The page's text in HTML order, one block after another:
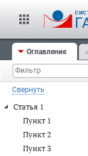
Оглавление
Свернуть
Статья 1
Пункт 1
Пункт 2
Пункт 3